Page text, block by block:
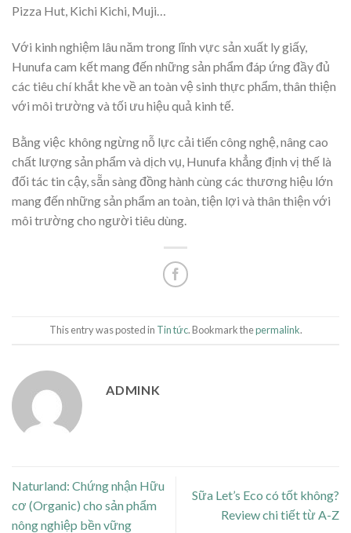
Pizza Hut, Kichi Kichi, Muji…
Với kinh nghiệm lâu năm trong lĩnh vực sản xuất ly giấy,
Hunufa cam kết mang đến những sản phẩm đáp ứng đầy đủ
các tiêu chí khắt khe về an toàn vệ sinh thực phẩm, thân thiện
với môi trường và tối ưu hiệu quả kinh tế.
Bằng việc không ngừng nỗ lực cải tiến công nghệ, nâng cao
chất lượng sản phẩm và dịch vụ, Hunufa khẳng định vị thế là
đối tác tin cậy, sẵn sàng đồng hành cùng các thương hiệu lớn
mang đến những sản phẩm an toàn, tiện lợi và thân thiện với
môi trường cho người tiêu dùng.
This entry was posted in Tin tức. Bookmark thepermalink.
ADMINK
Naturland: Chứng nhận Hữu
cơ (Organic) cho sản phẩm
nông nghiệp bền vững
Sữa Let’s Eco có tốt không?
Review chi tiết từ A-Z